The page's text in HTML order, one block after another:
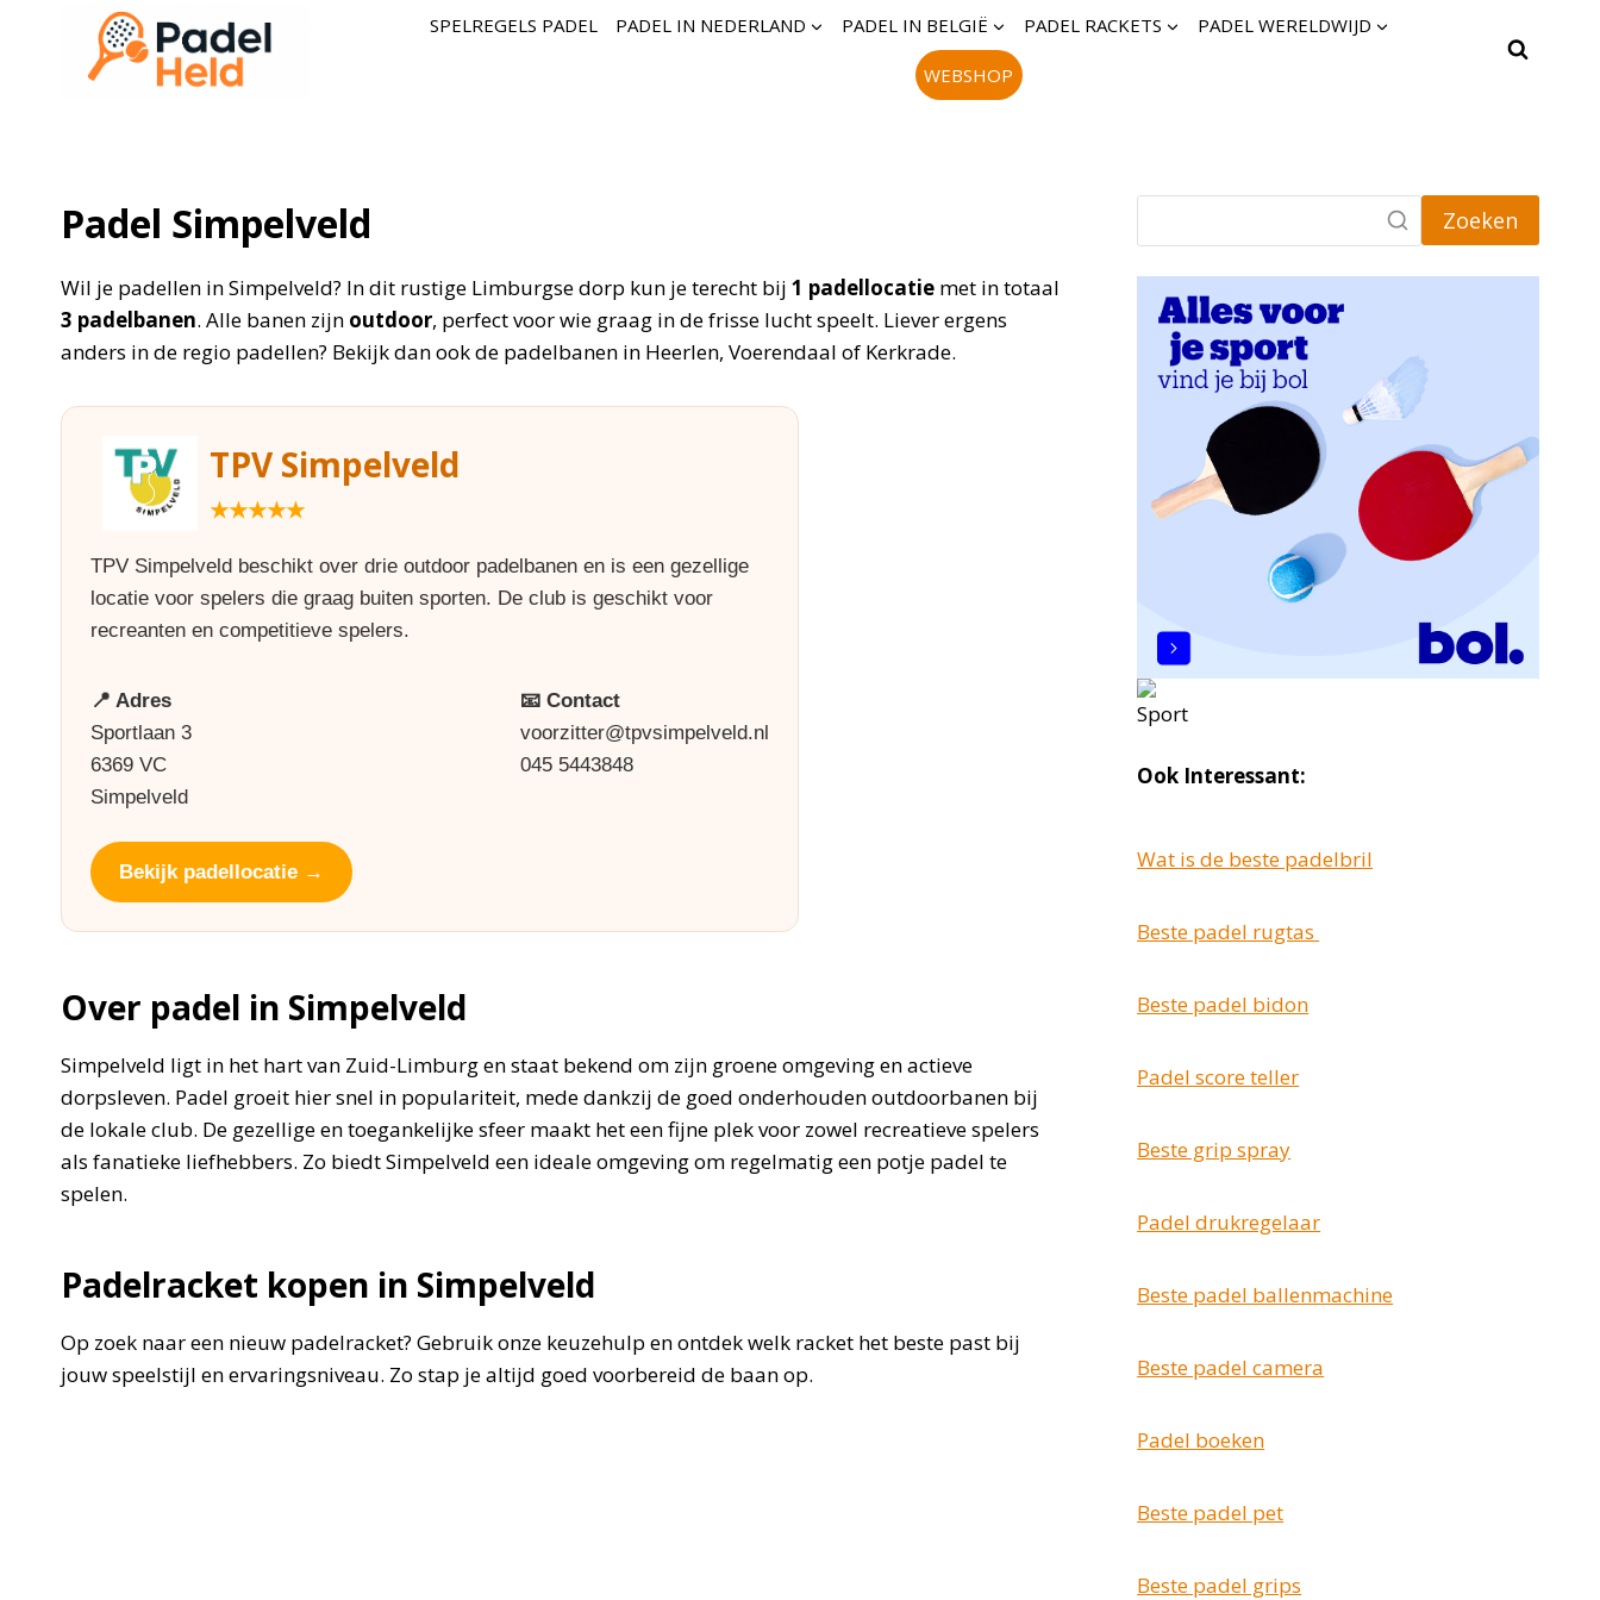
SPELREGELS PADEL PADEL IN NEDERLAND PADEL IN BELGIË PADEL RACKETS PADEL WERELDWIJD
WEBSHOP
Padel Simpelveld
Wil je padellen in Simpelveld? In dit rustige Limburgse dorp kun je terecht bij 1 padellocatie met in totaal
3 padelbanen. Alle banen zijn outdoor, perfect voor wie graag in de frisse lucht speelt. Liever ergens
anders in de regio padellen? Bekijk dan ook de padelbanen in Heerlen, Voerendaal of Kerkrade.
TPV Simpelveld
★★★★★
TPV Simpelveld beschikt over drie outdoor padelbanen en is een gezellige
locatie voor spelers die graag buiten sporten. De club is geschikt voor
recreanten en competitieve spelers.
📍 Adres
Sportlaan 3
6369 VC
Simpelveld
📧 Contact
voorzitter@tpvsimpelveld.nl
045 5443848
Bekijk padellocatie →
Over padel in Simpelveld
Simpelveld ligt in het hart van Zuid-Limburg en staat bekend om zijn groene omgeving en actieve
dorpsleven. Padel groeit hier snel in populariteit, mede dankzij de goed onderhouden outdoorbanen bij
de lokale club. De gezellige en toegankelijke sfeer maakt het een fijne plek voor zowel recreatieve spelers
als fanatieke liefhebbers. Zo biedt Simpelveld een ideale omgeving om regelmatig een potje padel te
spelen.
Padelracket kopen in Simpelveld
Op zoek naar een nieuw padelracket? Gebruik onze keuzehulp en ontdek welk racket het beste past bij
jouw speelstijl en ervaringsniveau. Zo stap je altijd goed voorbereid de baan op.
Zoeken
Ook Interessant:
Wat is de beste padelbril
Beste padel rugtas
Beste padel bidon
Padel score teller
Beste grip spray
Padel drukregelaar
Beste padel ballenmachine
Beste padel camera
Padel boeken
Beste padel pet
Beste padel grips